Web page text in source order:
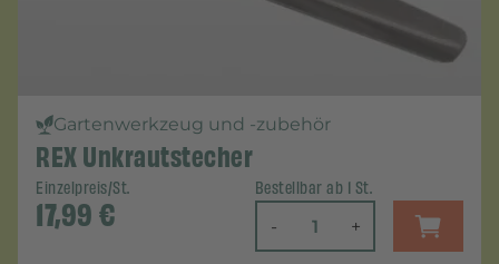
Gartenwerkzeug und -zubehör
REX Unkrautstecher
Einzelpreis/St.
17,99€
Bestellbar ab 1 St.
- +